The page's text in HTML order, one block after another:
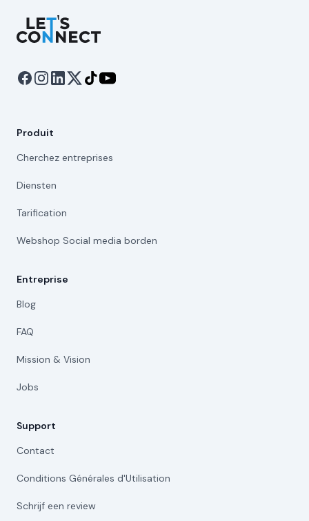
Let's Connect
Produit
Cherchez entreprises
Diensten
Tarification
Webshop Social media borden
Entreprise
Blog
FAQ
Mission & Vision
Jobs
Support
Contact
Conditions Générales d'Utilisation
Schrijf een review